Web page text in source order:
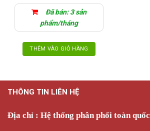
Đã bán: 3 sản
phẩm/tháng
THÊM VÀO GIỎ HÀNG
THÔNG TIN LIÊN HỆ
Địa chỉ : Hệ thống phân phối toàn quốc